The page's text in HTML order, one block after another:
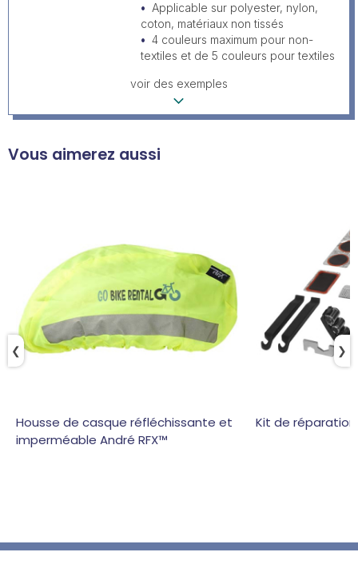
Applicable sur polyester, nylon,
coton, matériaux non tissés
4 couleurs maximum pour non-
textiles et de 5 couleurs pour textiles
voir des exemples
Vous aimerez aussi
Housse de casque réfléchissante et
imperméable André RFX™
Kit de
❯
❮